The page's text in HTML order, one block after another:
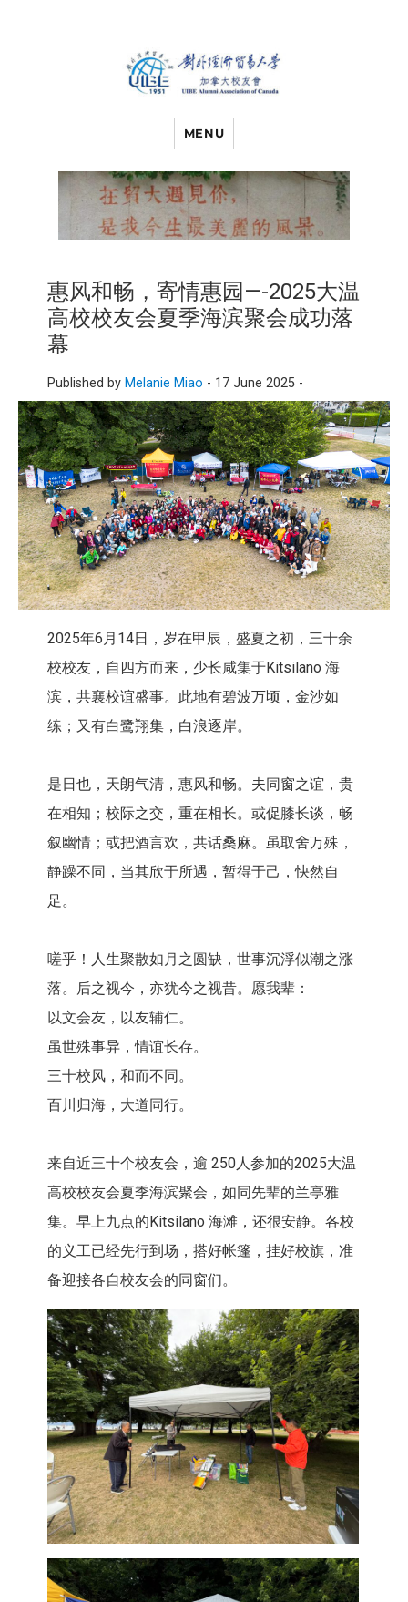
对外经济贸易
大学加拿大校
友会
MENU
惠风和畅，寄情惠园—-2025大温
高校校友会夏季海滨聚会成功落
幕
Published by Melanie Miao - 17 June 2025 -
2025年6月14日，岁在甲辰，盛夏之初，三十余
校校友，自四方而来，少长咸集于Kitsilano 海
滨，共襄校谊盛事。此地有碧波万顷，金沙如
练；又有白鹭翔集，白浪逐岸。
是日也，天朗气清，惠风和畅。夫同窗之谊，贵
在相知；校际之交，重在相长。或促膝长谈，畅
叙幽情；或把酒言欢，共话桑麻。虽取舍万殊，
静躁不同，当其欣于所遇，暂得于己，快然自
足。
嗟乎！人生聚散如月之圆缺，世事沉浮似潮之涨
落。后之视今，亦犹今之视昔。愿我辈：
以文会友，以友辅仁。
虽世殊事异，情谊长存。
三十校风，和而不同。
百川归海，大道同行。
来自近三十个校友会，逾 250人参加的2025大温
高校校友会夏季海滨聚会，如同先辈的兰亭雅
集。早上九点的Kitsilano 海滩，还很安静。各校
的义工已经先行到场，搭好帐篷，挂好校旗，准
备迎接各自校友会的同窗们。